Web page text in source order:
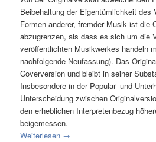
Beibehaltung der Eigentümlichkeit des
Formen anderer, fremder Musik ist die
abzugrenzen, als dass es sich um die
veröffentlichten Musikwerkes handeln
nachfolgende Neufassung). Das
Coverversion und bleibt in seiner
Insbesondere in der Popular- und
Unterscheidung zwischen
den erheblichen Interpretenbezug
beigemessen.
Weiterlesen →